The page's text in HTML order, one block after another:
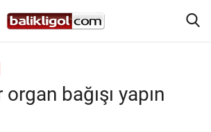
organ bağışı yapın